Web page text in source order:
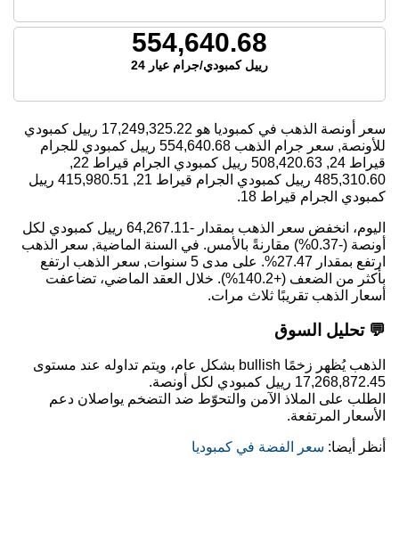
554,640.68
رييل كمبودي/جرام عيار 24
سعر أونصة الذهب في كمبوديا هو 17,249,325.22 رييل كمبودي
للأونصة, سعر جرام الذهب 554,640.68 رييل كمبودي للجرام
قيراط 24,
508,420.63 رييل كمبودي الجرام قيراط 22,
485,310.60 رييل كمبودي الجرام قيراط 21, 415,980.51 رييل
كمبودي الجرام قيراط 18.
اليوم، انخفض سعر الذهب بمقدار -64,267.11 رييل كمبودي لكل
أونصة (-0.37%) مقارنةً بالأمس. في السنة الماضية, سعر الذهب
ارتفع بمقدار 27.47%. على مدى 5 سنوات, سعر الذهب ارتفع
بأكثر من الضعف (+140.2%). خلال العقد الماضي، تضاعفت
أسعار الذهب تقريبًا ثلاث مرات.
💬 تحليل السوق
الذهب يُظهر زخمًا bullish بشكل عام، ويتم تداوله عند مستوى
17,268,872.45 رييل كمبودي لكل أونصة.
الطلب على الملاذ الآمن والتحوّط ضد التضخم يواصلان دعم
الأسعار المرتفعة.
أنظر أيضا: سعر الفضة في كمبوديا